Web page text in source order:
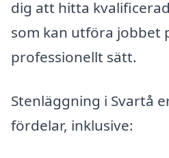
dig att hitta
som kan utföra jobbet
professionellt sätt.
Stenläggning i Svartå
fördelar, inklusive: